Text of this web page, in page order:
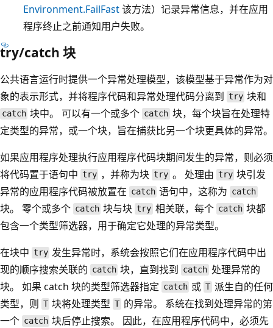
Environment.FailFast该方法）记录异常信息，并在应用
程序终止之前通知用户失败。
try/catch 块
公共语言运行时提供一个异常处理模型，该模型基于异常作为对
象的表示形式，并将程序代码和异常处理代码分离到 try 块和
catch 块中。 可以有一个或多个 catch块，每个块旨在处理特
定类型的异常，或一个块，旨在捕获比另一个块更具体的异常。
如果应用程序处理执行应用程序代码块期间发生的异常，则必须
将代码置于语句中 try ，并称为块try。 处理由 try 块引发
异常的应用程序代码被放置在 catch 语句中，这称为 catch
块。 零个或多个 catch 块与块try相关联，每个 catch 块都
包含一个类型筛选器，用于确定它处理的异常类型。
在块中 try 发生异常时，系统会按照它们在应用程序代码中出
现的顺序搜索关联的 catch 块，直到找到 catch处理异常的
块。 如果 catch 块的类型筛选器指定 catch 或T派生自的任何
类型，则 T 块将处理类型T的异常。 系统在找到处理异常的第
一个 catch 块后停止搜索。 因此，在应用程序代码中，必须先